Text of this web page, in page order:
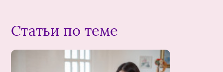
Статьи по теме